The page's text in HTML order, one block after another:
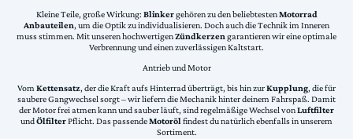
Kleine Teile, große Wirkung: Blinkergehören zu den beliebtestenMotorrad
Anbauteilen, um die Optik zu individualisieren. Doch auch die Technik im Inneren
muss stimmen. Mit unseren hochwertigenZündkerzen garantieren wir eine optimale
Verbrennung und einen zuverlässigen Kaltstart.
Antrieb und Motor
VomKettensatz, der die Kraft aufs Hinterrad überträgt, bis hin zurKupplung, die für
saubere Gangwechsel sorgt – wir liefern die Mechanik hinter deinem Fahrspaß. Damit
der Motor frei atmen kann und sauber läuft, sind regelmäßige Wechsel vonLuftfilter
undÖlfilterPflicht. Das passendeMotorölfindest du natürlich ebenfalls in unserem
Sortiment.